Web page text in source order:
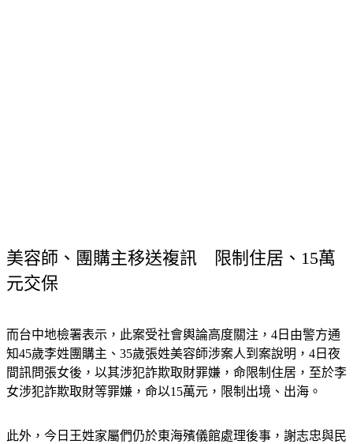
美容師、團購主移送複訊　限制住居、15萬
元交保
而台中地檢署表示，此案受社會輿論高度關注，4日由警方通
知45歲李姓團購主、35歲張姓美容師涉案人到案說明，4日夜
間訊問張女後，以其涉犯詐欺取財罪嫌，命限制住居，至於李
女涉犯詐欺取財等罪嫌，命以15萬元，限制出境、出海。
此外，今日王姓家屬們仍於東海殯儀館處理後事，謝志忠與民